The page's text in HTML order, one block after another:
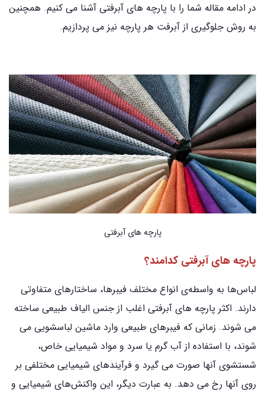
در ادامه مقاله شما را با پارچه های آبرفتی آشنا می کنیم. همچنین
به روش جلوگیری از آبرفت هر پارچه نیز می پردازیم.
پارچه های آبرفتی
پارچه های آبرفتی کدامند؟
لباس‌ها به واسطه‌ی انواع مختلف فیبرها، ساختارهای متفاوتی
دارند. اکثر پارچه‌ های آبرفتی اغلب از جنس الیاف طبیعی ساخته
می‌ شوند. زمانی که فیبرهای طبیعی وارد ماشین لباسشویی می
‌شوند، با استفاده از آب گرم یا سرد و مواد شیمیایی خاص،
شستشوی آنها صورت می گیرد و فرآیندهای شیمیایی مختلفی بر
روی آنها رخ می دهد. به عبارت دیگر، این واکنش‌های شیمیایی و